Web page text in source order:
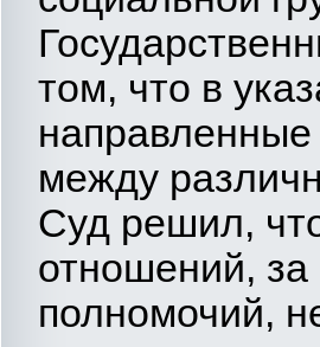
том, что в
между
Суд решил,
отношений,
полномочий,